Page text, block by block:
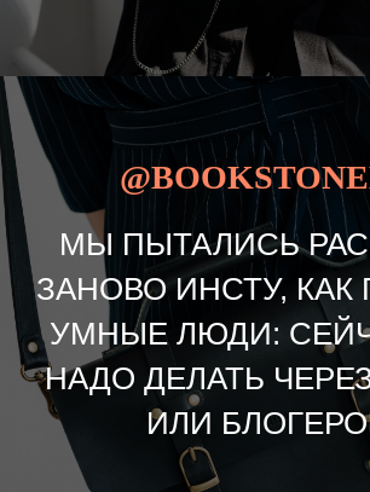
МЫ ПЫТАЛИСЬ
ЗАНОВО ИНСТУ, КАК
УМНЫЕ ЛЮДИ:
НАДО ДЕЛАТЬ
ИЛИ